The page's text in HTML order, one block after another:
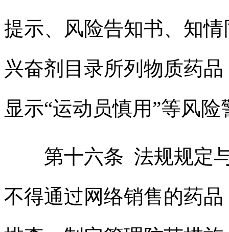
提示、风险告知书、知
兴奋剂目录所列物质药
显示“运动员慎用”等风
第十六条 法规规定与
不得通过网络销售的药